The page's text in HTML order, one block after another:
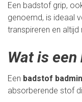
Een badstof grip,
genoemd, is ideaal
transpireren en
Wat is
Een badstof
absorberende stof